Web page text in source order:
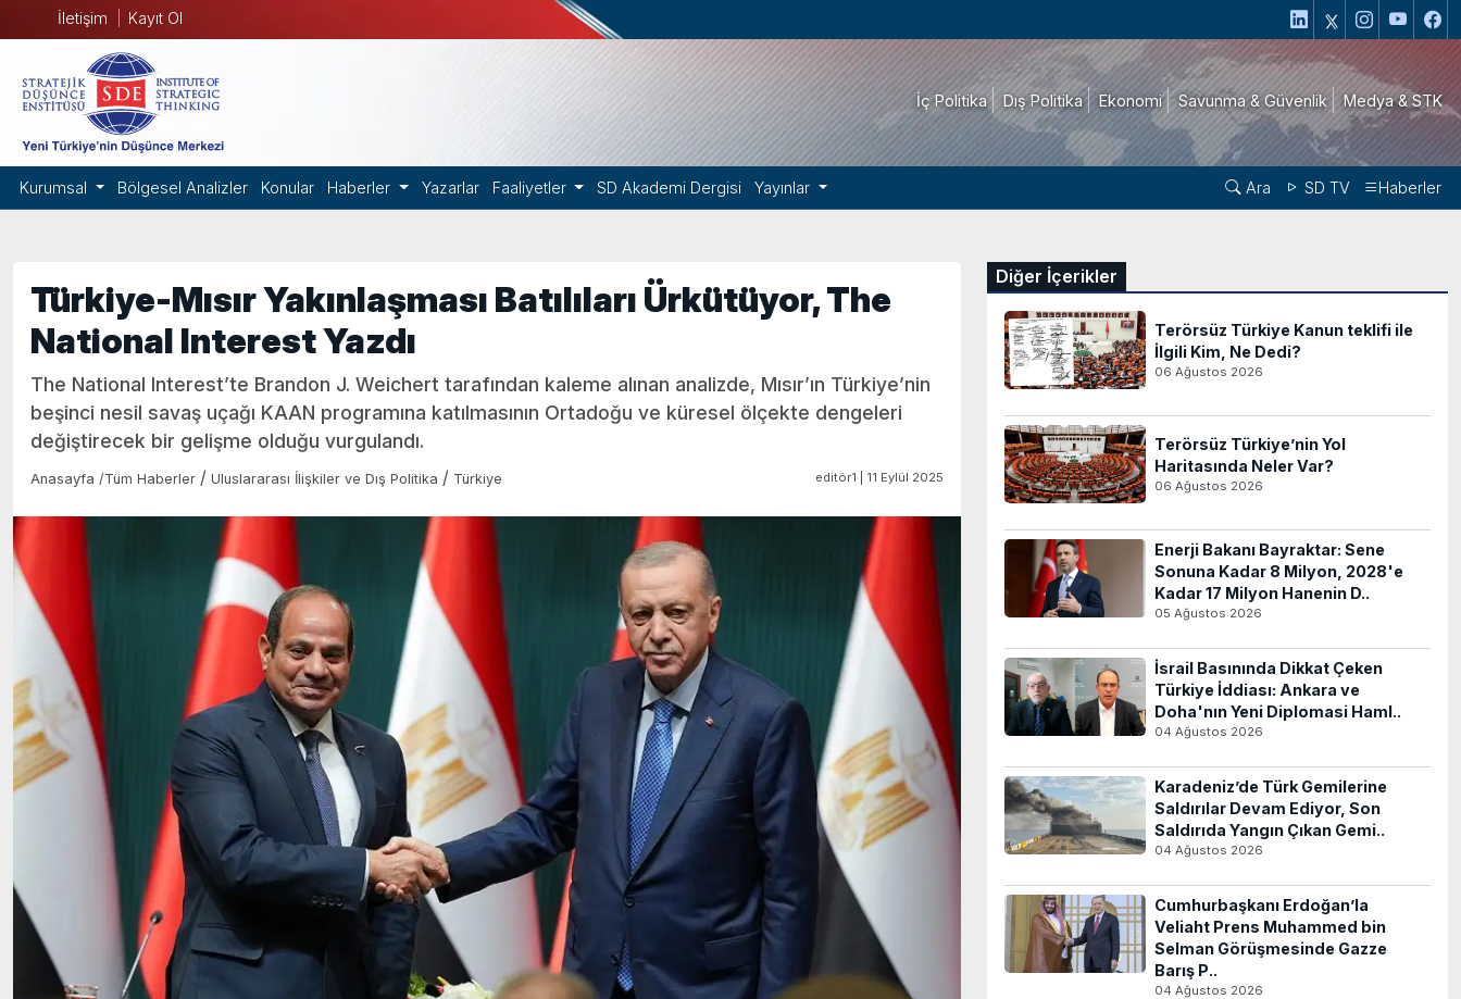
İletişim Kayıt Ol
İç Politika Dış Politika Ekonomi Savunma & Güvenlik Medya & STK
Kurumsal Bölgesel Analizler Konular Haberler Yazarlar Faaliyetler SD Akademi Dergisi Yayınlar Ara SD TV Haberler
Türkiye-Mısır Yakınlaşması Batılıları Ürkütüyor, The
National Interest Yazdı
The National Interest’te Brandon J. Weichert tarafından kaleme alınan analizde, Mısır’ın Türkiye’nin
beşinci nesil savaş uçağı KAAN programına katılmasının Ortadoğu ve küresel ölçekte dengeleri
değiştirecek bir gelişme olduğu vurgulandı.
Anasayfa /Tüm Haberler / Uluslararası İlişkiler ve Dış Politika / Türkiye editör1 | 11 Eylül 2025
Diğer İçerikler
Terörsüz Türkiye Kanun teklifi ile
İlgili Kim, Ne Dedi?
06 Ağustos 2026
Terörsüz Türkiye’nin Yol
Haritasında Neler Var?
06 Ağustos 2026
Enerji Bakanı Bayraktar: Sene
Sonuna Kadar 8 Milyon, 2028'e
Kadar 17 Milyon Hanenin D..
05 Ağustos 2026
İsrail Basınında Dikkat Çeken
Türkiye İddiası: Ankara ve
Doha'nın Yeni Diplomasi Haml..
04 Ağustos 2026
Karadeniz’de Türk Gemilerine
Saldırılar Devam Ediyor, Son
Saldırıda Yangın Çıkan Gemi..
04 Ağustos 2026
Cumhurbaşkanı Erdoğan’la
Veliaht Prens Muhammed bin
Selman Görüşmesinde Gazze
Barış P..
04 Ağustos 2026